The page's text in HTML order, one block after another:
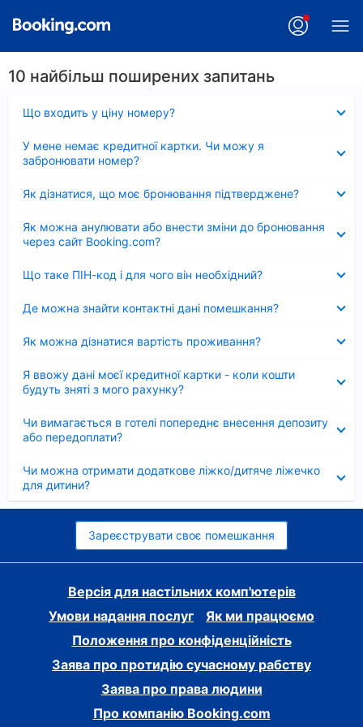
10 найбільш поширених запитань
Що входить у ціну номеру?
У мене немає кредитної картки. Чи можу я
забронювати номер?
Як дізнатися, що моє бронювання підтверджене?
Як можна анулювати або внести зміни до бронювання
через сайт Booking.com?
Що таке ПІН-код і для чого він необхідний?
Де можна знайти контактні дані помешкання?
Як можна дізнатися вартість проживання?
Я ввожу дані моєї кредитної картки - коли кошти
будуть зняті з мого рахунку?
Чи вимагається в готелі попереднє внесення депозиту
або передоплати?
Чи можна отримати додаткове ліжко/дитяче ліжечко
для дитини?
Зареєструвати своє помешкання
Версія для настільних комп'ютерів
Умови надання послуг
Як ми працюємо
Положення про конфіденційність
Заява про протидію сучасному рабству
Заява про права людини
Про компанію Booking.com